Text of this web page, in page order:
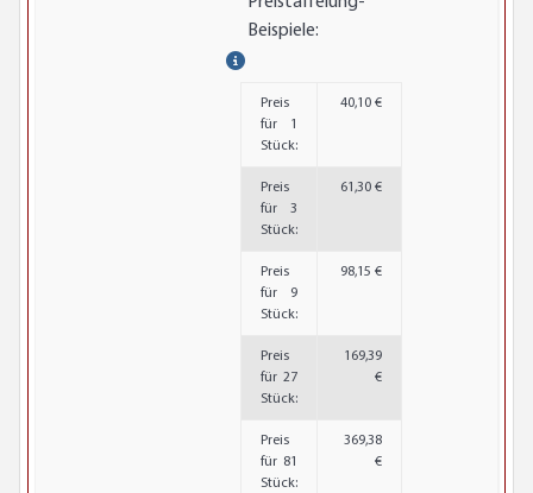
Beispiele:
Preis
für 1
Stück:
40,10 €
Preis
für 3
Stück:
61,30 €
Preis
für 9
Stück:
98,15 €
Preis
für 27
Stück:
169,39
€
Preis
für 81
Stück:
369,38
€